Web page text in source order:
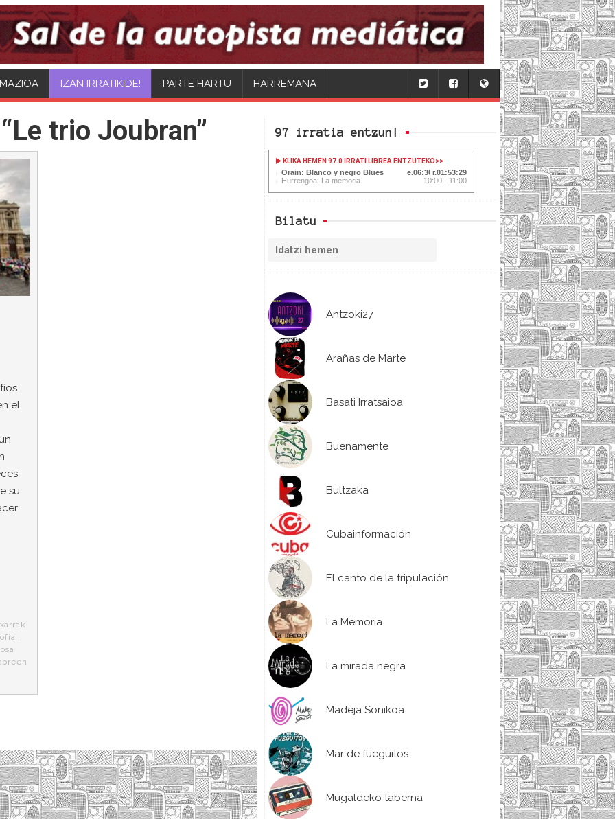
PARTE HARTU HARREMANA
97 irratia entzun!
KLIKA HEMEN 97.0 IRRATI LIBREA ENTZUTEKO>>
Orain: Blanco y negro Blues 06:31 01:53:28
Hurrengoa: La memoria
10:00 - 11:00
Bilatu
Antzoki27
Arañas de Marte
Basati Irratsaioa
Buenamente
Bultzaka
Cubainformación
El canto de la tripulación
La Memoria
La mirada negra
Madeja Sonikoa
Mar de fueguitos
Mugaldeko taberna
trio Joubran”
el
su